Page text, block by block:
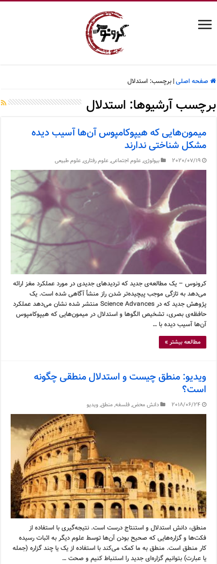
صفحه اصلی| برچسب:استدلال
برچسب آرشیوها: استدلال
میمون‌هایی که هیپوکامپوس آن‌ها آسیب دیده
مشکل شناختی ندارند
2020/07/19 بیولوژی,علوم اجتماعی,علوم رفتاری,علوم طبیعی
کرونوس – یک مطالعه‌ی جدید که تردیدهای جدیدی در مورد عملکرد مغز ارائه
می‌دهد به تازگی موجب پیچیده‌تر شدن راز منشأ آگاهی شده است. یک
پژوهش جدید که در Science Advances منتشر شده نشان می‌دهد عملکرد
حافظه‌ی بصری، تشخیص الگوها و استدلال در میمون‌هایی که هیپوکامپوس
آن‌ها آسیب دیده با …
مطالعه بیشتر »
ویدیو: منطق چیست و استدلال منطقی چگونه
است؟
2018/06/24 دانش محض,فلسفه, منطق,ویدیو
منطق، دانش استدلال و استنتاج درست است. نتیجه‌گیری با استفاده از
فکت‌ها و گزاره‌هایی که صحیح بودن آن‌ها توسط علوم دیگر به اثبات رسیده
کار منطق است. منطق به ما کمک می‌کند با استفاده از یک یا چند گزاره (جمله
یا عبارت) بتوانیم گزاره‌ای جدید را استنباط کنیم و صحت …